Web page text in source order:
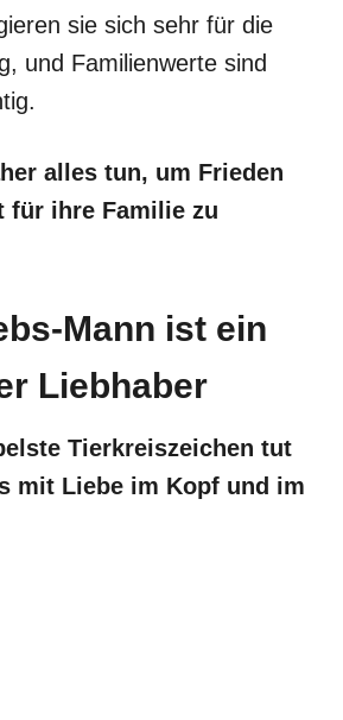
sie sich sehr für die
und Familienwerte sind
alles tun, um Frieden
für ihre Familie zu
Mann ist ein
Liebhaber
Tierkreiszeichen tut
mit Liebe im Kopf und im